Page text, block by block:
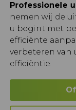
Professionele
nemen wij de
u begint met
efficiënte
verbeteren van
efficiëntie.